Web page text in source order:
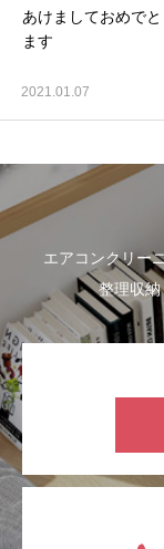
あけましておめで
ます
2021.01.07
エアコンクリー
整理収納